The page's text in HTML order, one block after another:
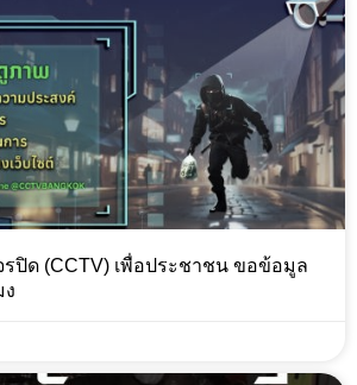
ปิด (CCTV) เพื่อประชาชน ขอข้อมูล